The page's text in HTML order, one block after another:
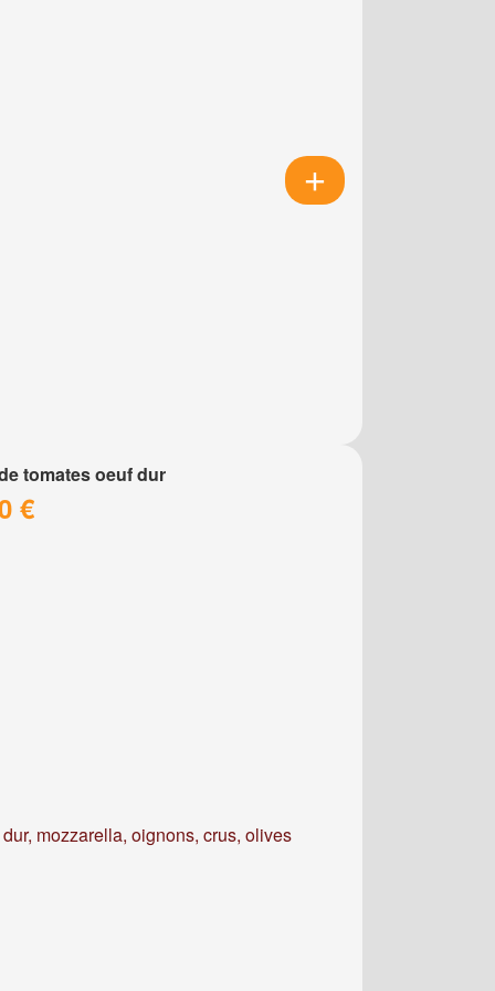
tomates oeuf dur
€
mozzarella, oignons, crus, olives